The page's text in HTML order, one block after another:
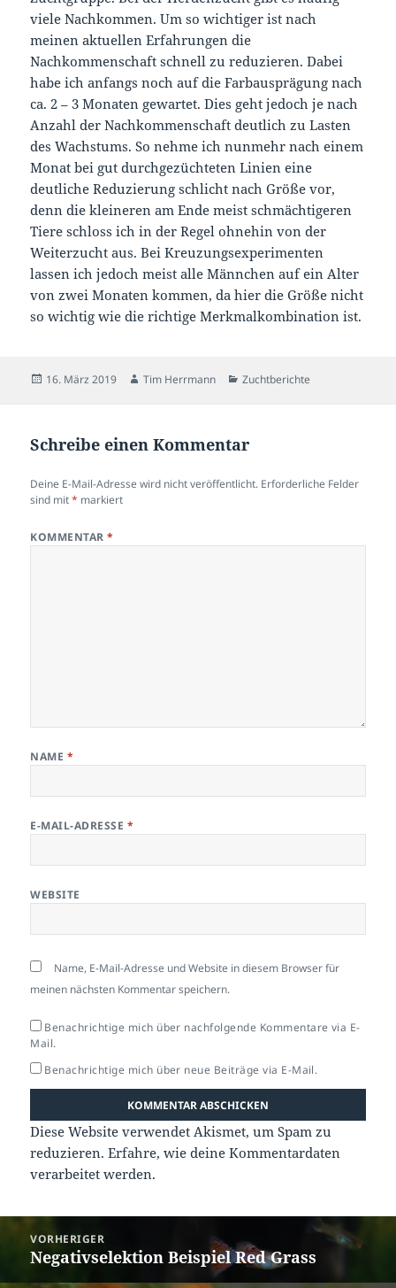
viele Nachkommen. Um so wichtiger ist nach
meinen aktuellen Erfahrungen die
Nachkommenschaft schnell zu reduzieren. Dabei
habe ich anfangs noch auf die Farbausprägung nach
ca. 2 – 3 Monaten gewartet. Dies geht jedoch je nach
Anzahl der Nachkommenschaft deutlich zu Lasten
des Wachstums. So nehme ich nunmehr nach einem
Monat bei gut durchgezüchteten Linien eine
deutliche Reduzierung schlicht nach Größe vor,
denn die kleineren am Ende meist schmächtigeren
Tiere schloss ich in der Regel ohnehin von der
Weiterzucht aus. Bei Kreuzungsexperimenten
lassen ich jedoch meist alle Männchen auf ein Alter
von zwei Monaten kommen, da hier die Größe nicht
so wichtig wie die richtige Merkmalkombination ist.
Veröffentlicht
16. März 2019 Autor
Tim Herrmann Kategorien
Zuchtberichte
Schreibe einen Kommentar
Deine E-Mail-Adresse wird nicht veröffentlicht. Erforderliche Felder
sind mit* markiert
KOMMENTAR*
NAME *
E-MAIL-ADRESSE *
WEBSITE
Name, E-Mail-Adresse und Website in diesem Browser für
meinen nächsten Kommentar speichern.
Benachrichtige mich über nachfolgende Kommentare via E-
Mail.
Benachrichtige mich über neue Beiträge via E-Mail.
Diese Website verwendet Akismet, um Spam zu
reduzieren.Erfahre, wie deine Kommentardaten
verarbeitet werden.
VORHERIGER
Vorheriger
Negativselektion Beispiel Red Grass